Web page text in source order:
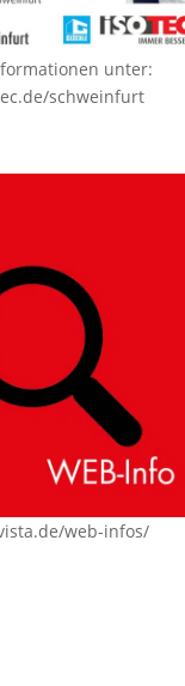
unter:
schweinfurt
web-infos/